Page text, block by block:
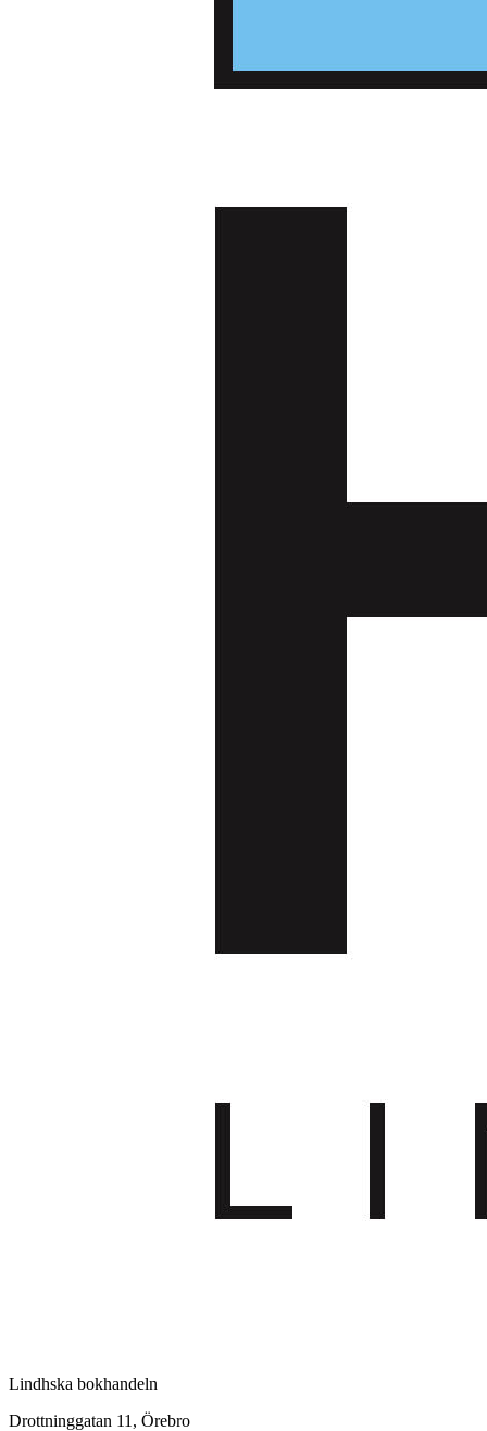
Lindhska bokhandeln
Drottninggatan 11, Örebro